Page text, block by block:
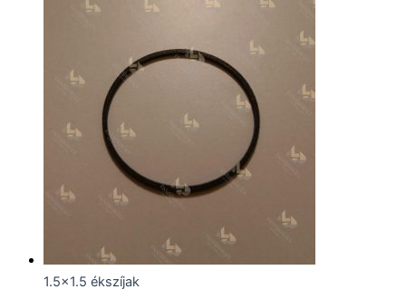
1.5x1.5 ékszíjak